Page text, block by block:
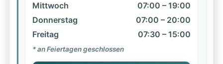
Mittwoch
07:00 – 19:00
Donnerstag
07:00 – 20:00
Freitag
07:30 – 15:00
* an Feiertagen geschlossen